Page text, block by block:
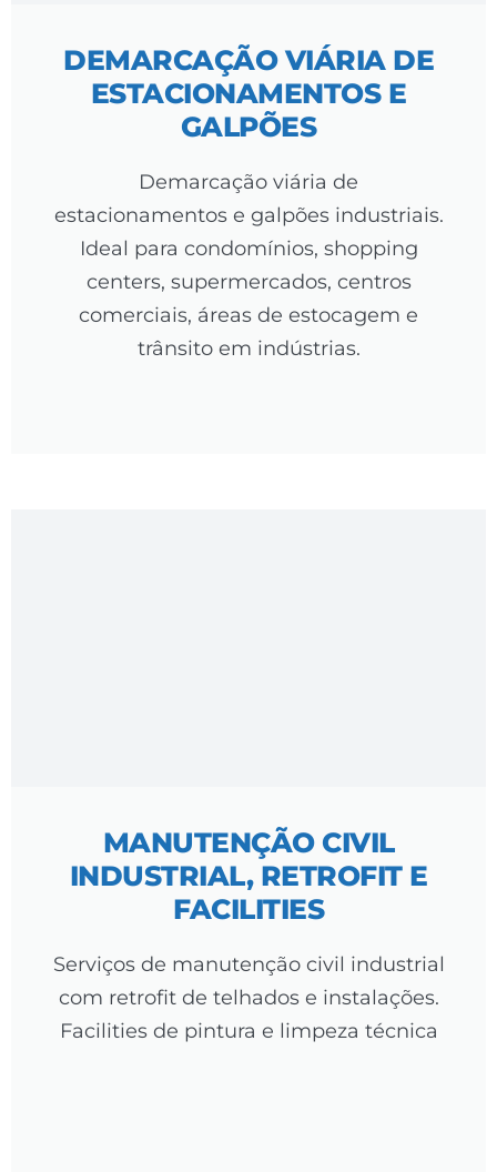
DEMARCAÇÃO VIÁRIA DE
ESTACIONAMENTOS E
GALPÕES
Demarcação viária de
estacionamentos e galpões industriais.
Ideal para condomínios, shopping
centers, supermercados, centros
comerciais, áreas de estocagem e
trânsito em indústrias.
MANUTENÇÃO CIVIL
INDUSTRIAL, RETROFIT E
FACILITIES
Serviços de manutenção civil industrial
com retrofit de telhados e instalações.
Facilities de pintura e limpeza técnica